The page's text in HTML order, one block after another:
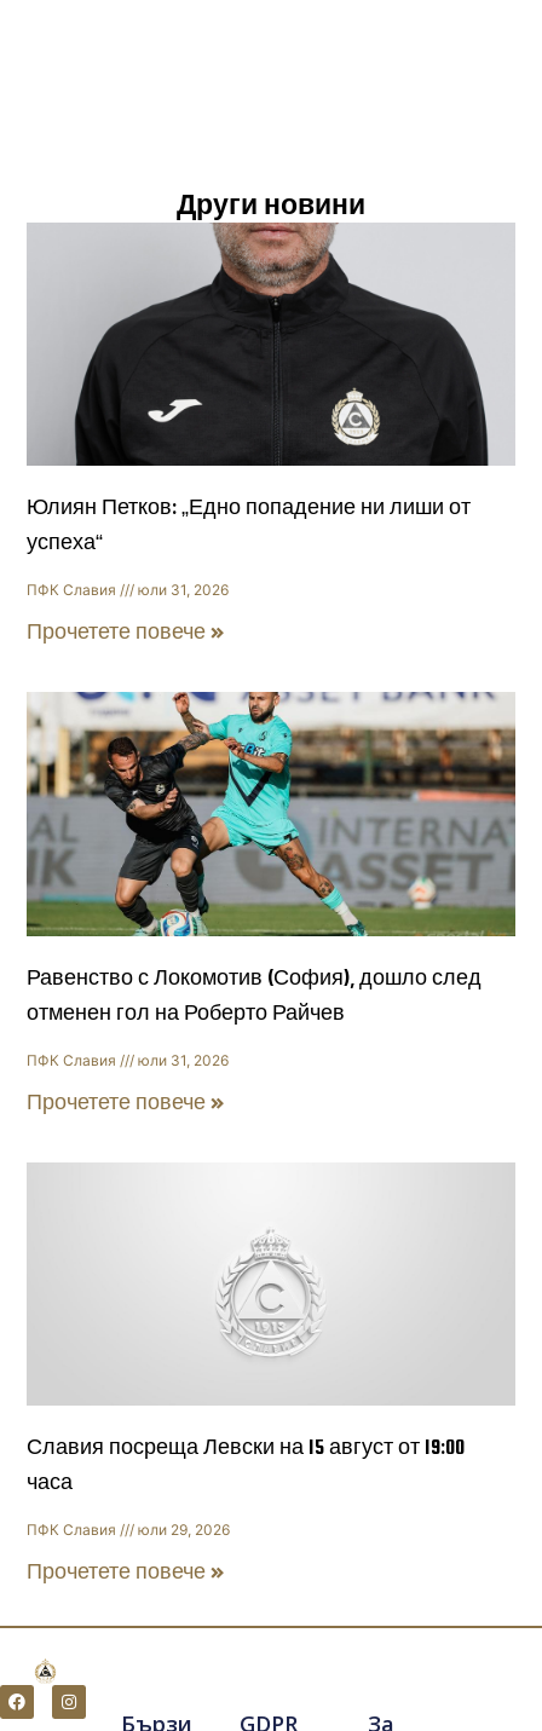
Други новини
Юлиян Петков: „Едно попадение ни лиши от
успеха“
ПФК Славия юли 31, 2026
Прочетете повече »
Равенство с Локомотив (София), дошло след
отменен гол на Роберто Райчев
ПФК Славия юли 31, 2026
Прочетете повече »
Славия посреща Левски на 15 август от 19:00
часа
ПФК Славия юли 29, 2026
Прочетете повече »
F
a
c
I
n
s
Бързи GDPR За